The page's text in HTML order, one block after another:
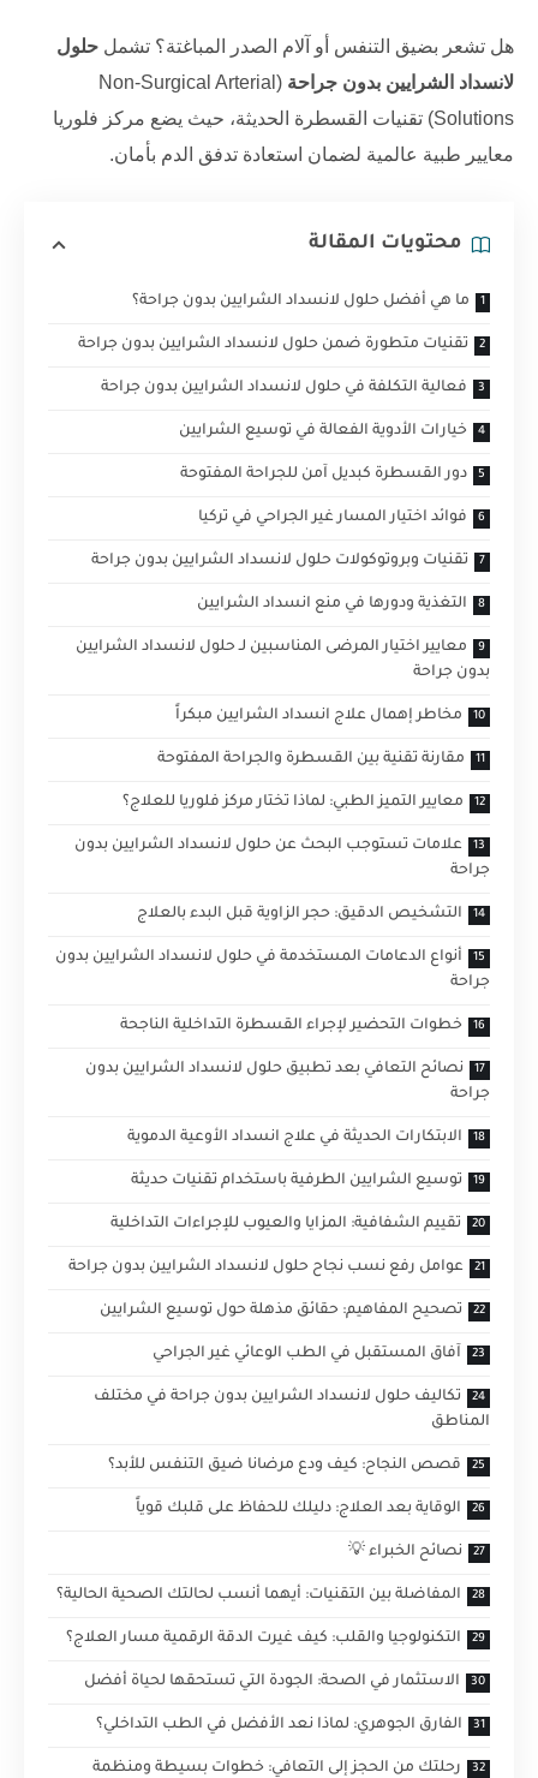
هل تشعر بضيق التنفس أو آلام الصدر المباغتة؟ تشمل حلول
لانسداد الشرايين بدون جراحة
(Non-Surgical Arterial
Solutions) تقنيات القسطرة الحديثة، حيث يضع
مركز فلوريا
معايير طبية عالمية لضمان استعادة تدفق الدم بأمان.
محتويات المقالة
ما هي أفضل حلول لانسداد الشرايين بدون جراحة؟
تقنيات متطورة ضمن حلول لانسداد الشرايين بدون جراحة
فعالية التكلفة في حلول لانسداد الشرايين بدون جراحة
خيارات الأدوية الفعالة في توسيع الشرايين
دور القسطرة كبديل آمن للجراحة المفتوحة
فوائد اختيار المسار غير الجراحي في تركيا
تقنيات وبروتوكولات حلول لانسداد الشرايين بدون جراحة
التغذية ودورها في منع انسداد الشرايين
معايير اختيار المرضى المناسبين لـ حلول لانسداد الشرايين
بدون جراحة
مخاطر إهمال علاج انسداد الشرايين مبكراً
مقارنة تقنية بين القسطرة والجراحة المفتوحة
معايير التميز الطبي: لماذا تختار مركز فلوريا للعلاج؟
علامات تستوجب البحث عن حلول لانسداد الشرايين بدون
جراحة
التشخيص الدقيق: حجر الزاوية قبل البدء بالعلاج
أنواع الدعامات المستخدمة في حلول لانسداد الشرايين بدون
جراحة
خطوات التحضير لإجراء القسطرة التداخلية الناجحة
نصائح التعافي بعد تطبيق حلول لانسداد الشرايين بدون
جراحة
الابتكارات الحديثة في علاج انسداد الأوعية الدموية
توسيع الشرايين الطرفية باستخدام تقنيات حديثة
تقييم الشفافية: المزايا والعيوب للإجراءات التداخلية
عوامل رفع نسب نجاح حلول لانسداد الشرايين بدون جراحة
تصحيح المفاهيم: حقائق مذهلة حول توسيع الشرايين
آفاق المستقبل في الطب الوعائي غير الجراحي
تكاليف حلول لانسداد الشرايين بدون جراحة في مختلف
المناطق
قصص النجاح: كيف ودع مرضانا ضيق التنفس للأبد؟
الوقاية بعد العلاج: دليلك للحفاظ على قلبك قوياً
نصائح الخبراء 💡
المفاضلة بين التقنيات: أيهما أنسب لحالتك الصحية الحالية؟
التكنولوجيا والقلب: كيف غيرت الدقة الرقمية مسار العلاج؟
الاستثمار في الصحة: الجودة التي تستحقها لحياة أفضل
الفارق الجوهري: لماذا نعد الأفضل في الطب التداخلي؟
رحلتك من الحجز إلى التعافي: خطوات بسيطة ومنظمة